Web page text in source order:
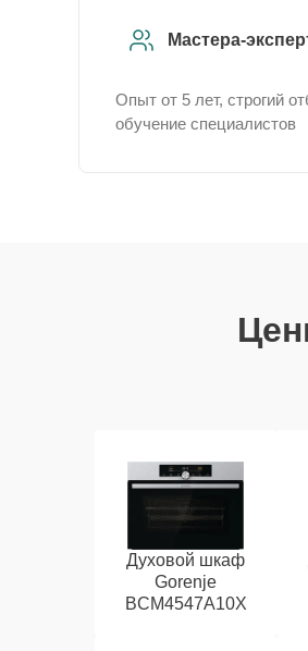
Мастера-
Опыт от 5 лет, строгий
обучение специалистов
Духовой шкаф
Gorenje
BCM4547A10X